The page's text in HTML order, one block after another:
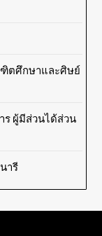
ฑิตศึกษาและศิษย์
ร ผู้มีส่วนได้ส่วน
ารี